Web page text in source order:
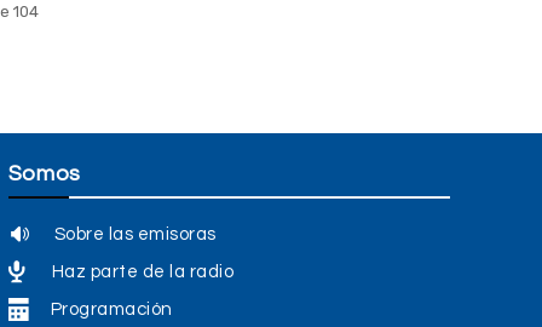
104
Somos
Sobre las emisoras
Haz parte de la radio
Programación